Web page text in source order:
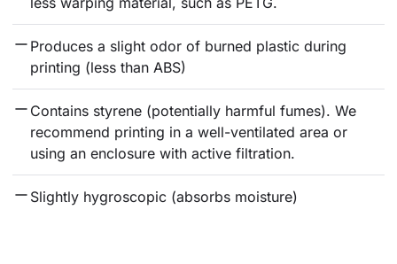
Produces a slight odor of burned plastic during
printing (less than ABS)
Contains styrene (potentially harmful fumes). We
recommend printing in a well-ventilated area or
using an enclosure with active filtration.
Slightly hygroscopic (absorbs moisture)